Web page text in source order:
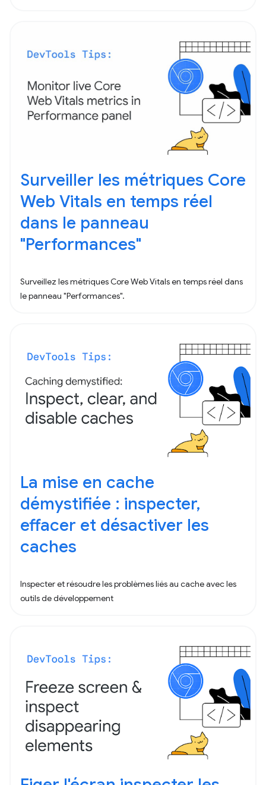
Surveiller les métriques Core
Web Vitals en temps réel
dans le panneau
"Performances"
Surveillez les métriques Core Web Vitals en temps réel dans
le panneau "Performances".
La mise en cache
démystifiée : inspecter,
effacer et désactiver les
caches
Inspecter et résoudre les problèmes liés au cache avec les
outils de développement